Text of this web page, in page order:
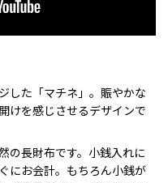
した「マチネ」。賑やかな
けを感じさせるデザインで
の長財布です。小銭入れに
にお会計。もちろん小銭が